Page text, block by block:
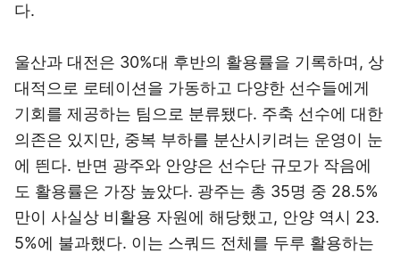
다.
울산과 대전은 30%대 후반의 활용률을 기록하며, 상
대적으로 로테이션을 가동하고 다양한 선수들에게
기회를 제공하는 팀으로 분류됐다. 주축 선수에 대한
의존은 있지만, 중복 부하를 분산시키려는 운영이 눈
에 띈다. 반면 광주와 안양은 선수단 규모가 작음에
도 활용률은 가장 높았다. 광주는 총 35명 중 28.5%
만이 사실상 비활용 자원에 해당했고, 안양 역시 23.
5%에 불과했다. 이는 스쿼드 전체를 두루 활용하는